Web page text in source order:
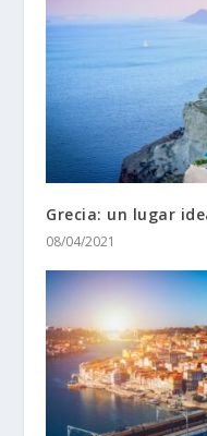
Grecia: un lugar
08/04/2021